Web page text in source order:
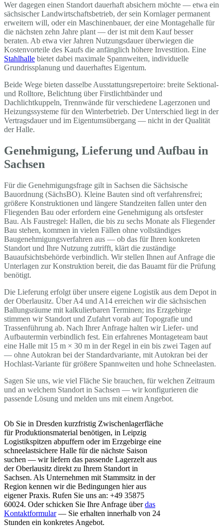
Wer dagegen einen Standort dauerhaft absichern möchte — etwa ein
sächsischer Landwirtschaftsbetrieb, der sein Kornlager permanent
erweitern will, oder ein Maschinenbauer, der eine Montagehalle für
die nächsten zehn Jahre plant — der ist mit dem Kauf besser
beraten. Ab etwa vier Jahren Nutzungsdauer überwiegen die
Kostenvorteile des Kaufs die anfänglich höhere Investition. Eine
Stahlhalle bietet dabei maximale Spannweiten, individuelle
Grundrissplanung und dauerhaftes Eigentum.
Beide Wege bieten dasselbe Ausstattungsrepertoire: breite Sektional-
und Rolltore, Belichtung über Firstlichtbänder und
Dachlichtkuppeln, Trennwände für verschiedene Lagerzonen und
Heizungssysteme für den Winterbetrieb. Der Unterschied liegt in der
Vertragsdauer und im Eigentumsübergang — nicht in der Qualität
der Halle.
Genehmigung, Lieferung und Aufbau in
Sachsen
Für die Genehmigungsfrage gilt in Sachsen die Sächsische
Bauordnung (SächsBO). Kleine Bauten sind oft verfahrensfrei;
größere Konstruktionen und längere Standzeiten fallen unter den
Fliegenden Bau oder erfordern eine Genehmigung als ortsfester
Bau. Als Faustregel: Hallen, die bis zu sechs Monate als Fliegender
Bau stehen, kommen in vielen Fällen ohne vollständiges
Baugenehmigungsverfahren aus — ob das für Ihren konkreten
Standort und Ihre Nutzung zutrifft, klärt die zuständige
Bauaufsichtsbehörde verbindlich. Wir stellen Ihnen auf Anfrage die
Unterlagen zur Konstruktion bereit, die das Bauamt für die Prüfung
benötigt.
Die Lieferung erfolgt über unsere eigene Logistik aus dem Depot in
der Oberlausitz. Über A4 und A14 erreichen wir die sächsischen
Ballungsräume mit kalkulierbaren Terminen; ins Erzgebirge
stimmen wir Standort und Zufahrt vorab auf Topografie und
Trassenführung ab. Nach Ihrer Anfrage halten wir Liefer- und
Aufbautermin verbindlich fest. Ein erfahrenes Montageteam baut
eine Halle mit 15 m × 30 m in der Regel in ein bis zwei Tagen auf
— ohne Autokran bei der Standardvariante, mit Autokran bei der
Hochlast-Variante für größere Spannweiten und hohe Schneelasten.
Sagen Sie uns, wie viel Fläche Sie brauchen, für welchen Zeitraum
und an welchem Standort in Sachsen — wir konfigurieren die
passende Lösung und melden uns mit einem Angebot.
Ob Sie in Dresden kurzfristig Zwischenlagerfläche
für Produktionsmaterial benötigen, in Leipzig
Logistikspitzen abpuffern oder im Erzgebirge eine
schneelastsichere Halle für die nächste Saison
suchen — wir liefern das passende Lagerzelt aus
der Oberlausitz direkt zu Ihrem Standort in
Sachsen. Als Unternehmen mit Stammsitz in der
Region kennen wir die Bedingungen hier aus
eigener Praxis. Rufen Sie uns an: +49 35875
60024. Oder schicken Sie Ihre Anfrage überdas
Kontaktformular— Sie erhalten innerhalb von 24
Stunden ein konkretes Angebot.